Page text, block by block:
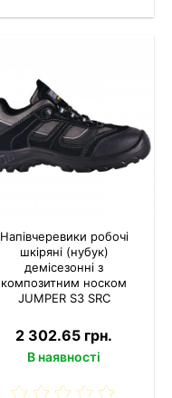
Напівчеревики робочі
шкіряні (нубук)
демісезонні з
композитним носком
JUMPER S3 SRC
2 302.65 грн.
В наявності